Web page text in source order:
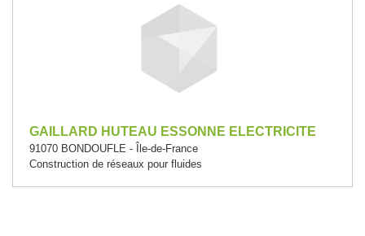
GAILLARD HUTEAU ESSONNE ELECTRICITE
91070 BONDOUFLE - Île-de-France
Construction de réseaux pour fluides